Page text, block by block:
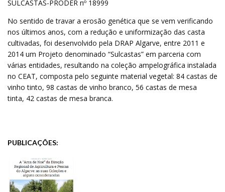
SULCASTAS-PRODER nº 18999
No sentido de travar a erosão genética que se vem verificando
nos últimos anos, com a redução e uniformização das casta
cultivadas, foi desenvolvido pela DRAP Algarve, entre 2011 e
2014 um Projeto denominado “Sulcastas” em parceria com
várias entidades, resultando na coleção ampelográfica instalada
no CEAT, composta pelo seguinte material vegetal: 84 castas de
vinho tinto, 98 castas de vinho branco, 56 castas de mesa
tinta, 42 castas de mesa branca.
PUBLICAÇÕES: